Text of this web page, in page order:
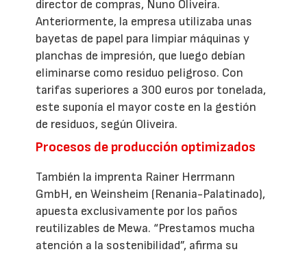
director de compras, Nuno Oliveira.
Anteriormente, la empresa utilizaba unas
bayetas de papel para limpiar máquinas y
planchas de impresión, que luego debían
eliminarse como residuo peligroso. Con
tarifas superiores a 300 euros por tonelada,
este suponía el mayor coste en la gestión
de residuos, según Oliveira.
Procesos de producción optimizados
También la imprenta Rainer Herrmann
GmbH, en Weinsheim (Renania-Palatinado),
apuesta exclusivamente por los paños
reutilizables de Mewa. “Prestamos mucha
atención a la sostenibilidad”, afirma su